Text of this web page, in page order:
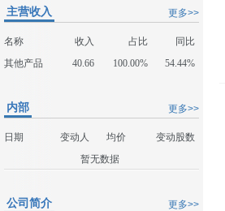
更多>>
主营收入
名称 收入 占比
同比
其他产品
40.66 100.00% 54.44%
更多>>
内部
日期 变动人 均价
变动股数
暂无数据
更多>>
公司简介